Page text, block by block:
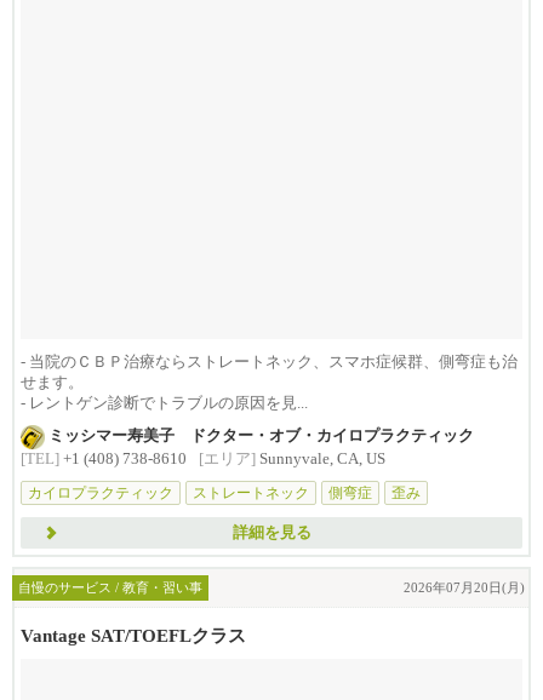
- 当院のＣＢＰ治療ならストレートネック、スマホ症候群、側弯症も治
せます。
- レントゲン診断でトラブルの原因を見...
ミッシマー寿美子 ドクター・オブ・カイロプラクティック
[TEL] +1 (408) 738-8610 [エリア] Sunnyvale, CA, US
カイロプラクティック
ストレートネック 側弯症 歪み
詳細を見る
自慢のサービス / 教育・習い事 2026年07月20日(月)
Vantage SAT/TOEFLクラス